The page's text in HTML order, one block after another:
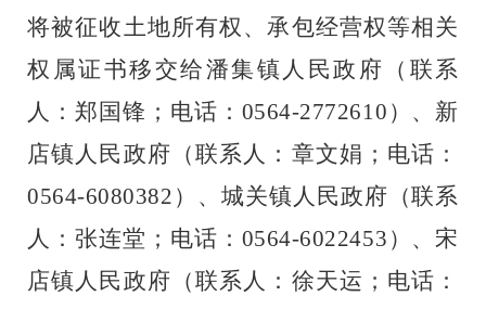
将被征收土地所有权、承包经营权等相关
权属证书移交给潘集镇人民政府（联系
人：郑国锋；电话： 0564-2772610 ）、新
店镇人民政府（联系人：章文娟；电话：
0564-6080382 ）、城关镇人民政府（联系
人：张连堂；电话： 0564-6022453 ）、宋
店镇人民政府（联系人：徐天运；电话：